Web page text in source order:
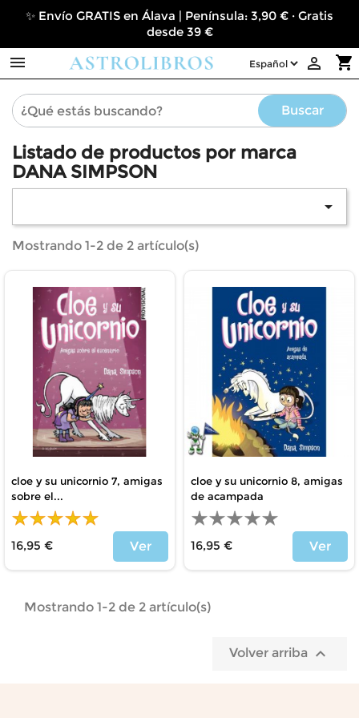
✨ Envío GRATIS en Álava | Península: 3,90 € · Gratis
desde 39 €
 shopping_cart

Buscar
Listado de productos por marca
DANA SIMPSON

Mostrando 1-2 de 2 artículo(s)
cloe y su unicornio 7, amigas
sobre el...
16,95 €
Ver
cloe y su unicornio 8, amigas
de acampada
16,95 €
Ver
Mostrando 1-2 de 2 artículo(s)
Volver arriba 